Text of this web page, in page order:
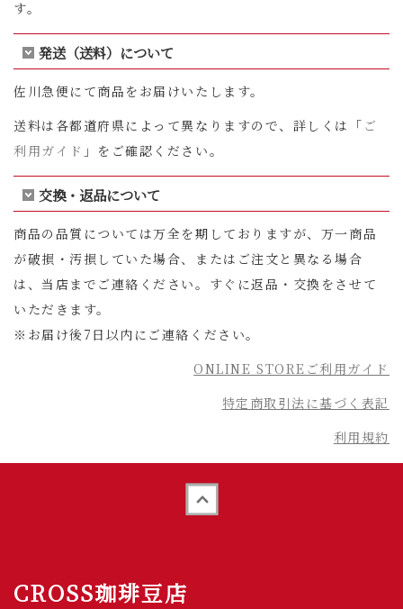
す。
発送（送料）について
佐川急便にて商品をお届けいたします。
送料は各都道府県によって異なりますので、詳しくは「 ご
利用ガイド 」をご確認ください。
交換・返品について
商品の品質については万全を期しておりますが、万一商品
が破損・汚損していた場合、またはご注文と異なる場合
は、当店までご連絡ください。すぐに返品・交換をさせて
いただきます。
※お届け後7日以内にご連絡ください。
ONLINE STOREご利用ガイド
特定商取引法に基づく表記
利用規約
CROSS珈琲豆店